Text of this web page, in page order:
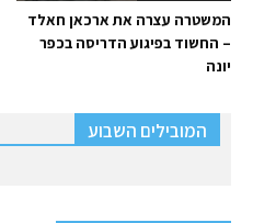
המשטרה עצרה את ארכאן חאלד
– החשוד בפיגוע הדריסה בכפר
יונה
המובילים השבוע